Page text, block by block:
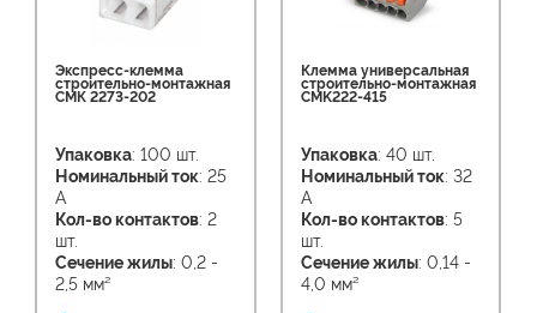
Экспресс-клемма
строительно-монтажная
СМК 2273-202
Упаковка: 100 шт.
Номинальный ток: 25
А
Кол-во контактов: 2
шт.
Сечение жилы: 0,2 -
2,5 мм²
Клемма универсальная
строительно-монтажная
CMK222-415
Упаковка: 40 шт.
Номинальный ток: 32
А
Кол-во контактов: 5
шт.
Сечение жилы: 0,14 -
4,0 мм²